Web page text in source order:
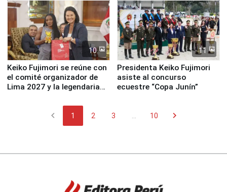
10
Keiko Fujimori se reúne con
el comité organizador de
Lima 2027 y la legendaria
11
Presidenta Keiko Fujimori
asiste al concurso
ecuestre “Copa Junín”
chevron_left 1 2 3 10 chevron_right